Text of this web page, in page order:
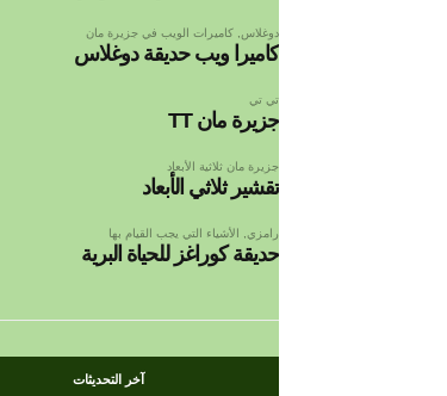
دوغلاس ,كاميرات الويب في جزيرة مان
كاميرا ويب حديقة دوغلاس
تي تي
جزيرة مان TT
جزيرة مان ثلاثية الأبعاد
تقشير ثلاثي الأبعاد
رامزي, الأشياء التي يجب القيام بها
حديقة كوراغز للحياة البرية
آخر التحديثات